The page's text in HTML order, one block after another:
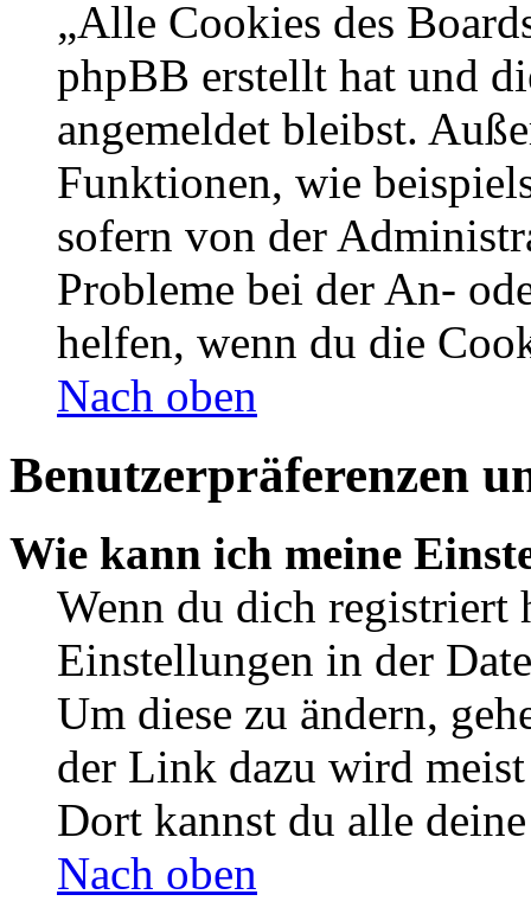
„Alle Cookies des
phpBB erstellt hat und
angemeldet bleibst.
Funktionen, wie
sofern von der
Probleme bei der An-
helfen, wenn du die
Nach oben
Benutzerpräferenzen
Wie kann ich meine
Wenn du dich registriert
Einstellungen in der
Um diese zu ändern,
der Link dazu wird
Dort kannst du alle
Nach oben